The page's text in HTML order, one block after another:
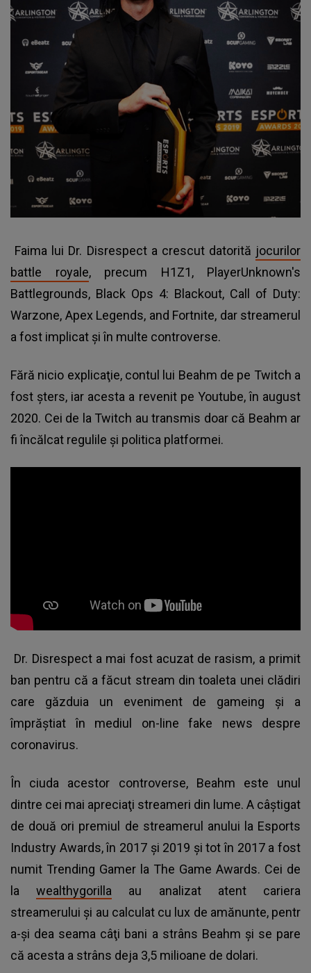
Faima lui Dr. Disrespect a crescut datorită jocurilor
battle royale, precum H1Z1, PlayerUnknown's
Battlegrounds, Black Ops 4: Blackout, Call of Duty:
Warzone, Apex Legends, and Fortnite, dar streamerul
a fost implicat şi în multe controverse.
Fără nicio explicaţie, contul lui Beahm de pe Twitch a
fost şters, iar acesta a revenit pe Youtube, în august
2020. Cei de la Twitch au transmis doar că Beahm ar
fi încălcat regulile şi politica platformei.
Dr. Disrespect a mai fost acuzat de rasism, a primit
ban pentru că a făcut stream din toaleta unei clădiri
care găzduia un eveniment de gameing şi a
împrăştiat în mediul on-line fake news despre
coronavirus.
În ciuda acestor controverse, Beahm este unul
dintre cei mai apreciaţi streameri din lume. A câştigat
de două ori premiul de streamerul anului la Esports
Industry Awards, în 2017 şi 2019 şi tot în 2017 a fost
numit Trending Gamer la The Game Awards. Cei de
lawealthygorilla au analizat atent cariera
streamerului şi au calculat cu lux de amănunte, pentr
a-şi dea seama câţi bani a strâns Beahm şi se pare
că acesta a strâns deja 3,5 milioane de dolari.